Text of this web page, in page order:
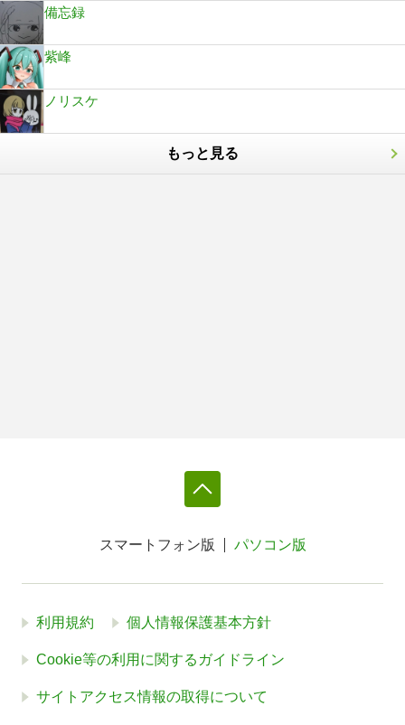
備忘録
紫峰
ノリスケ
もっと見る
スマートフォン版 パソコン版
利用規約 個人情報保護基本方針
Cookie等の利用に関するガイドライン
サイトアクセス情報の取得について